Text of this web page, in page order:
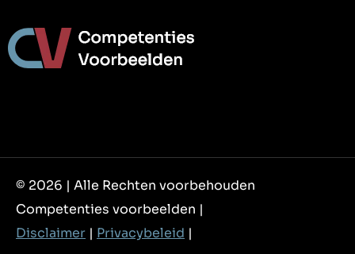
© 2026 | Alle Rechten voorbehouden
Competenties voorbeelden |
Disclaimer | Privacybeleid |